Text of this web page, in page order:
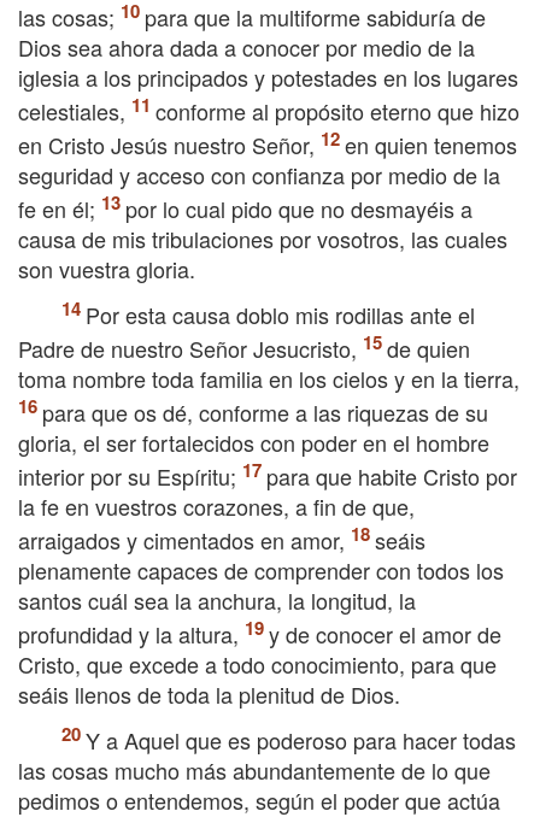
las cosas;
para que la multiforme sabiduría de
Dios sea ahora dada a conocer por medio de la
iglesia a los principados y potestades en los lugares
celestiales,
conforme al propósito eterno que hizo
en Cristo Jesús nuestro Señor,
en quien tenemos
seguridad y acceso con confianza por medio de la
fe en él;
por lo cual pido que no desmayéis a
causa de mis tribulaciones por vosotros, las cuales
son vuestra gloria.
Por esta causa doblo mis rodillas ante el
Padre de nuestro Señor Jesucristo,
de quien
toma nombre toda familia en los cielos y en la tierra,
para que os dé, conforme a las riquezas de su
gloria, el ser fortalecidos con poder en el hombre
interior por su Espíritu;
para que habite Cristo por
la fe en vuestros corazones, a fin de que,
arraigados y cimentados en amor,
seáis
plenamente capaces de comprender con todos los
santos cuál sea la anchura, la longitud, la
profundidad y la altura,
y de conocer el amor de
Cristo, que excede a todo conocimiento, para que
seáis llenos de toda la plenitud de Dios.
Y a Aquel que es poderoso para hacer todas
las cosas mucho más abundantemente de lo que
pedimos o entendemos, según el poder que actúa